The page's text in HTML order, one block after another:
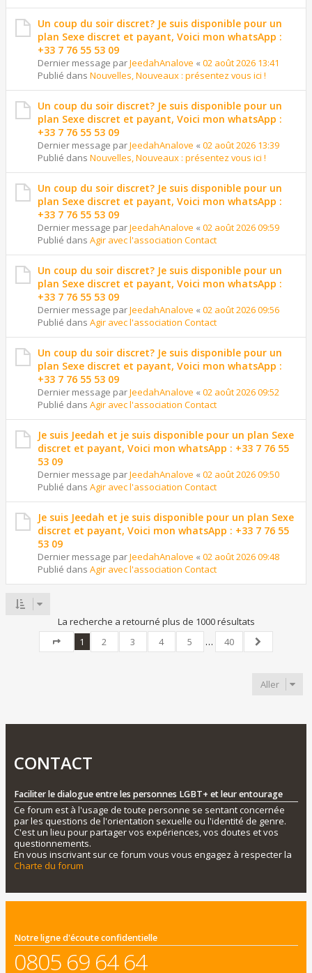
Un coup du soir discret? Je suis disponible pour un
plan Sexe discret et payant, Voici mon whatsApp :
+33 7 76 55 53 09
Dernier message parJeedahAnalove « 02 août 2026 13:41
Publié dans Nouvelles, Nouveaux : présentez vous ici !
Un coup du soir discret? Je suis disponible pour un
plan Sexe discret et payant, Voici mon whatsApp :
+33 7 76 55 53 09
Dernier message parJeedahAnalove « 02 août 2026 13:39
Publié dans Nouvelles, Nouveaux : présentez vous ici !
Un coup du soir discret? Je suis disponible pour un
plan Sexe discret et payant, Voici mon whatsApp :
+33 7 76 55 53 09
Dernier message parJeedahAnalove « 02 août 2026 09:59
Publié dans Agir avec l'association Contact
Un coup du soir discret? Je suis disponible pour un
plan Sexe discret et payant, Voici mon whatsApp :
+33 7 76 55 53 09
Dernier message parJeedahAnalove « 02 août 2026 09:56
Publié dans Agir avec l'association Contact
Un coup du soir discret? Je suis disponible pour un
plan Sexe discret et payant, Voici mon whatsApp :
+33 7 76 55 53 09
Dernier message parJeedahAnalove « 02 août 2026 09:52
Publié dans Agir avec l'association Contact
Je suis Jeedah et je suis disponible pour un plan Sexe
discret et payant, Voici mon whatsApp : +33 7 76 55
53 09
Dernier message parJeedahAnalove « 02 août 2026 09:50
Publié dans Agir avec l'association Contact
Je suis Jeedah et je suis disponible pour un plan Sexe
discret et payant, Voici mon whatsApp : +33 7 76 55
53 09
Dernier message parJeedahAnalove « 02 août 2026 09:48
Publié dans Agir avec l'association Contact
La recherche a retourné plus de 1000 résultats
Page sur40
1 2 3 4 5 …
40
Suivant
Aller
CONTACT
Faciliter le dialogue entre les personnes LGBT+ et leur entourage
Ce forum est à l'usage de toute personne se sentant concernée
par les questions de l'orientation sexuelle ou l'identité de genre.
C'est un lieu pour partager vos expériences, vos doutes et vos
questionnements.
En vous inscrivant sur ce forum vous vous engagez à respecter la
Charte du forum
Notre ligne d'écoute confidentielle
0805 69 64 64